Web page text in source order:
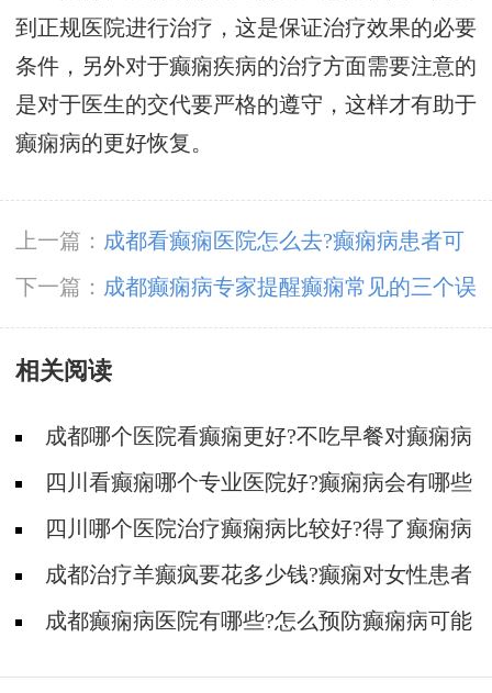
到正规医院进行治疗，这是保证治疗效果的必要
条件，另外对于癫痫疾病的治疗方面需要注意的
是对于医生的交代要严格的遵守，这样才有助于
癫痫病的更好恢复。
上一篇： 成都看癫痫医院怎么去?癫痫病患者可
以生孩子吗?
下一篇： 成都癫痫病专家提醒癫痫常见的三个误
区
相关阅读
成都哪个医院看癫痫更好?不吃早餐对癫痫病
患的危害?
四川看癫痫哪个专业医院好?癫痫病会有哪些
危害?四川哪个医院治疗癫痫病比较好?得了癫痫病
会给患者带来哪些影响?
成都治疗羊癫疯要花多少钱?癫痫对女性患者
的影响体现在哪些方面?
成都癫痫病医院有哪些?怎么预防癫痫病可能